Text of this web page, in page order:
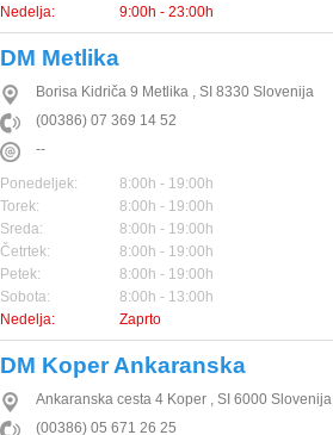
Nedelja:
9:00h - 23:00h
DM Metlika
Borisa Kidriča 9 Metlika , SI 8330 Slovenija
(00386) 07 369 14 52
--
Ponedeljek:
8:00h - 19:00h
Torek:
8:00h - 19:00h
Sreda:
8:00h - 19:00h
Četrtek:
8:00h - 19:00h
Petek:
8:00h - 19:00h
Sobota:
8:00h - 13:00h
Nedelja:
Zaprto
DM Koper Ankaranska
Ankaranska cesta 4 Koper , SI 6000 Slovenija
(00386) 05 671 26 25